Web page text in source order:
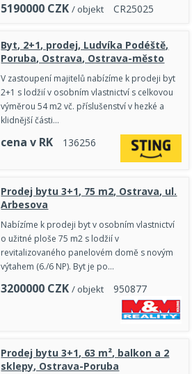
5190000 CZK / objekt CR25025
Byt, 2+1, prodej, Ludvíka Podéště,
Poruba, Ostrava, Ostrava-město
V zastoupení majitelů nabízíme k prodeji byt
2+1 s lodžií v osobním vlastnictví s celkovou
výměrou 54 m2 vč. příslušenství v hezké a
klidnější části…
cena v RK 1 36256
Prodej bytu 3+1, 75 m2, Ostrava, ul.
Arbesova
Nabízíme k prodeji byt v osobním vlastnictví
o užitné ploše 75 m2 s lodžií v
revitalizovaného panelovém domě s novým
výtahem (6./6 NP). Byt je po…
3200000 CZK / objekt 950877
Prodej bytu 3+1, 63 m², balkon a 2
sklepy, Ostrava-Poruba